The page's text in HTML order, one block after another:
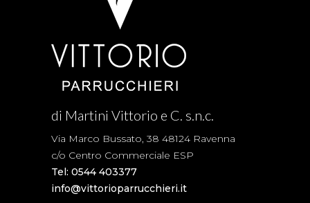
di Martini Vittorio e C. s.n.c.
Via Marco Bussato, 38 48124 Ravenna
c/o Centro Commerciale ESP
Tel: 0544 403377
info@vittorioparrucchieri.it